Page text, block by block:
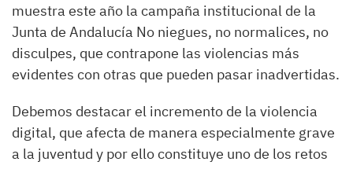
muestra este año la campaña institucional de la
Junta de Andalucía No niegues, no normalices, no
disculpes, que contrapone las violencias más
evidentes con otras que pueden pasar inadvertidas.
Debemos destacar el incremento de la violencia
digital, que afecta de manera especialmente grave
a la juventud y por ello constituye uno de los retos